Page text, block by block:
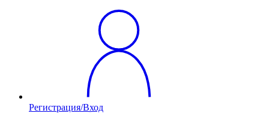
Регистрация/Вход